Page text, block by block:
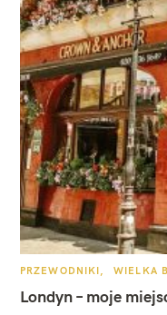
K
T
E
PRZEWODNIKI WIELKA
Londyn – moje